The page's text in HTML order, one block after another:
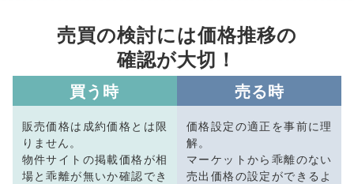
売買の検討には価格推移の
確認が大切！
買う時
販売価格は成約価格とは限
りません。
物件サイトの掲載価格が相
場と乖離が無いか確認でき
売る時
価格設定の適正を事前に理
解。
マーケットから乖離のない
売出価格の設定ができるよ